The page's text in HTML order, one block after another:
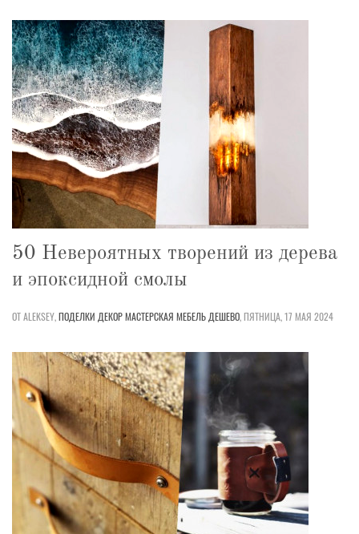
50 Невероятных творений из дерева
и эпоксидной смолы
ОТ ALEKSEY,ПОДЕЛКИ ДЕКОРМАСТЕРСКАЯ МЕБЕЛЬ ДЕШЕВО,ПЯТНИЦА, 17 МАЯ 2024